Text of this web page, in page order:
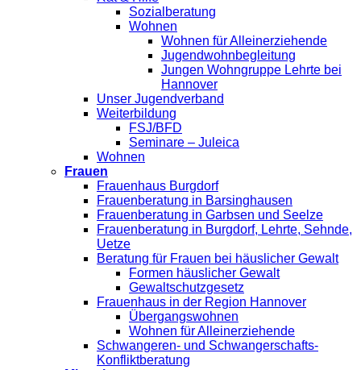
Sozialberatung
Wohnen
Wohnen für Alleinerziehende
Jugendwohnbegleitung
Jungen Wohngruppe Lehrte bei
Hannover
Unser Jugendverband
Weiterbildung
FSJ/BFD
Seminare – Juleica
Wohnen
Frauen
Frauenhaus Burgdorf
Frauenberatung in Barsinghausen
Frauenberatung in Garbsen und Seelze
Frauenberatung in Burgdorf, Lehrte, Sehnde,
Uetze
Beratung für Frauen bei häuslicher Gewalt
Formen häuslicher Gewalt
Gewaltschutzgesetz
Frauenhaus in der Region Hannover
Übergangswohnen
Wohnen für Alleinerziehende
Schwangeren- und Schwangerschafts-
Konfliktberatung